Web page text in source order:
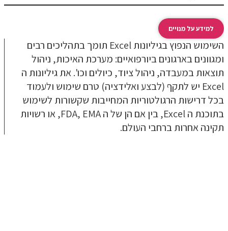
טלפון:
דוא"ל:
למידע על מנויים
השימוש הנפוץ בגיליונות Excel תומך בתהליכים רבים
ומגוונים בארגונים ביורפואיים: מערכת האיכות, ניהול
תוצאות במעבדה, ניהול ציוד, כיולים וכו'. את גיליונות ה
Excel יש לתקף (לבצע ואלידציה) טרם שימוש ולעמוד
בכל דרישות הרגולטוריות המחייבות שקשורות לשימוש
בתוכנת ה Excel, בין אם הן של ה FDA, EMA, או רשויות
תקינה אחרות ברחבי העולם.